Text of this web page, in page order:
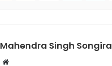
Mahendra Singh Songira
Website